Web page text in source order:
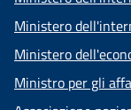
Ministero
Ministero
Ministro per gli